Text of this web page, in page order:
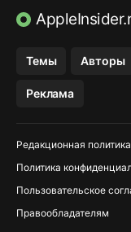
ПРИЛОЖЕНИЯ БЕЗ
Темы Авторы
Реклама
Редакционная политика
Политика
Пользовательское
Правообладателям